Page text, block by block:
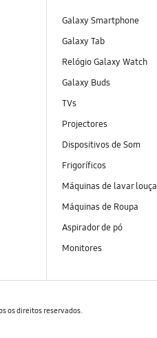
Galaxy Smartphone
Galaxy Tab
Relógio Galaxy Watch
Galaxy Buds
TVs
Projectores
Dispositivos de Som
Frigoríficos
Máquinas de lavar louça
Máquinas de Roupa
Aspirador de pó
Monitores
os direitos reservados.